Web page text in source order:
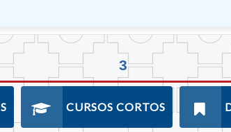
3
CURSOS CORTOS